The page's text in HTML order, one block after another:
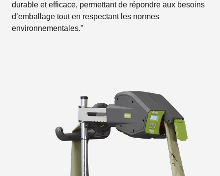
durable et efficace, permettant de répondre aux besoins
d’emballage tout en respectant les normes
environnementales."